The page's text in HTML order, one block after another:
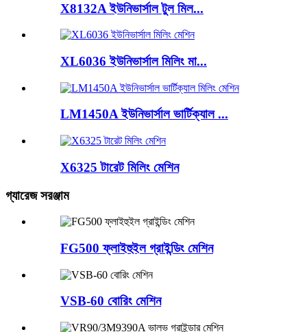
X8132A ইউনিভার্সাল টুল মিল...
XL6036 ইউনিভার্সাল মিলিং মা...
LM1450A ইউনিভার্সাল ভার্টিক্যাল ...
X6325 টারেট মিলিং মেশিন
গ্যারেজ সরঞ্জাম
FG500 ফ্লাইহুইল গ্রাইন্ডিং মেশিন
VSB-60 বোরিং মেশিন